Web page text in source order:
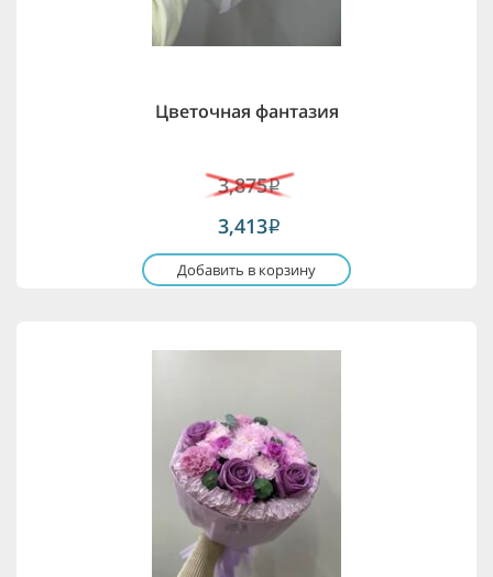
Цветочная фантазия
3,875i
3,413i
Добавить в корзину